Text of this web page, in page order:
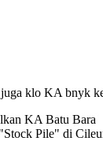
klo KA bnyk
KA Batu Bara
Pile" di